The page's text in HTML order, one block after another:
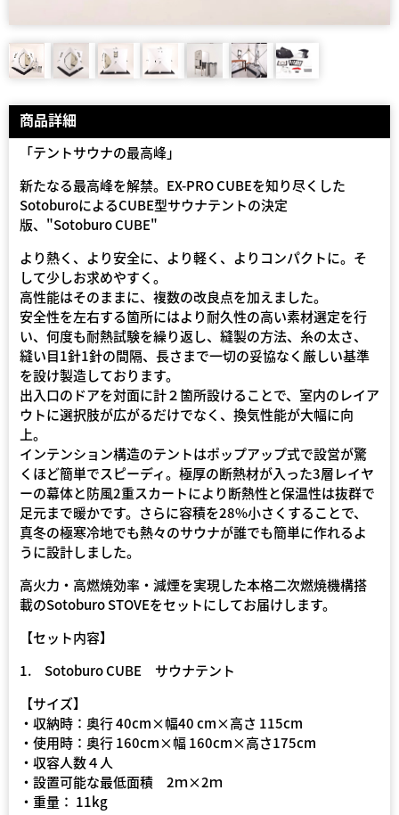
商品詳細
「テントサウナの最高峰」
新たなる最高峰を解禁。EX-PRO CUBEを知り尽くした
SotoburoによるCUBE型サウナテントの決定
版、"Sotoburo CUBE"
より熱く、より安全に、より軽く、よりコンパクトに。そ
して少しお求めやすく。
高性能はそのままに、複数の改良点を加えました。
安全性を左右する箇所にはより耐久性の高い素材選定を行
い、何度も耐熱試験を繰り返し、縫製の方法、糸の太さ、
縫い目1針1針の間隔、長さまで一切の妥協なく厳しい基準
を設け製造しております。
出入口のドアを対面に計２箇所設けることで、室内のレイア
ウトに選択肢が広がるだけでなく、換気性能が大幅に向
上。
インテンション構造のテントはポップアップ式で設営が驚
くほど簡単でスピーディ。極厚の断熱材が入った3層レイヤ
ーの幕体と防風2重スカートにより断熱性と保温性は抜群で
足元まで暖かです。さらに容積を28%小さくすることで、
真冬の極寒冷地でも熱々のサウナが誰でも簡単に作れるよ
うに設計しました。
高火力・高燃焼効率・減煙を実現した本格二次燃焼機構搭
載のSotoburo STOVEをセットにしてお届けします。
【セット内容】
1. Sotoburo CUBE サウナテント
【サイズ】
・収納時：奥行 40cm×幅40 cm×高さ 115cm
・使用時：奥行 160cm×幅 160cm×高さ175cm
・収容人数４人
・設置可能な最低面積 2ｍ×2ｍ
・重量： 11kg